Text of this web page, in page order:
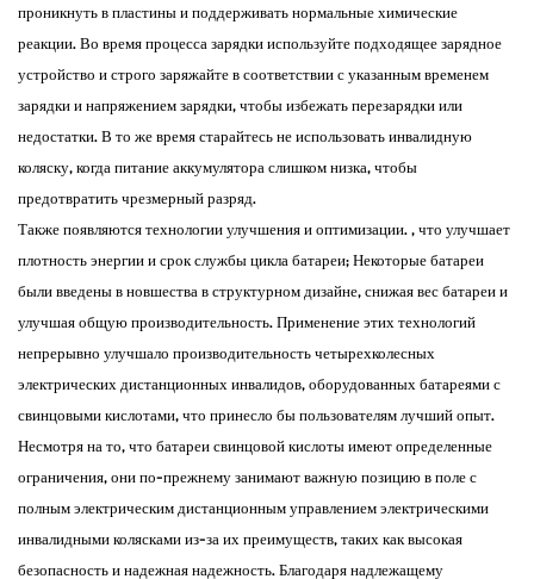
проникнуть в пластины и поддерживать нормальные химические
реакции. Во время процесса зарядки используйте подходящее зарядное
устройство и строго заряжайте в соответствии с указанным временем
зарядки и напряжением зарядки, чтобы избежать перезарядки или
недостатки. В то же время старайтесь не использовать инвалидную
коляску, когда питание аккумулятора слишком низка, чтобы
предотвратить чрезмерный разряд. ​
Также появляются технологии улучшения и оптимизации. , что улучшает
плотность энергии и срок службы цикла батареи; Некоторые батареи
были введены в новшества в структурном дизайне, снижая вес батареи и
улучшая общую производительность. Применение этих технологий
непрерывно улучшало производительность четырехколесных
электрических дистанционных инвалидов, оборудованных батареями с
свинцовыми кислотами, что принесло бы пользователям лучший опыт. ​
Несмотря на то, что батареи свинцовой кислоты имеют определенные
ограничения, они по-прежнему занимают важную позицию в поле с
полным электрическим дистанционным управлением электрическими
инвалидными колясками из-за их преимуществ, таких как высокая
безопасность и надежная надежность. Благодаря надлежащему